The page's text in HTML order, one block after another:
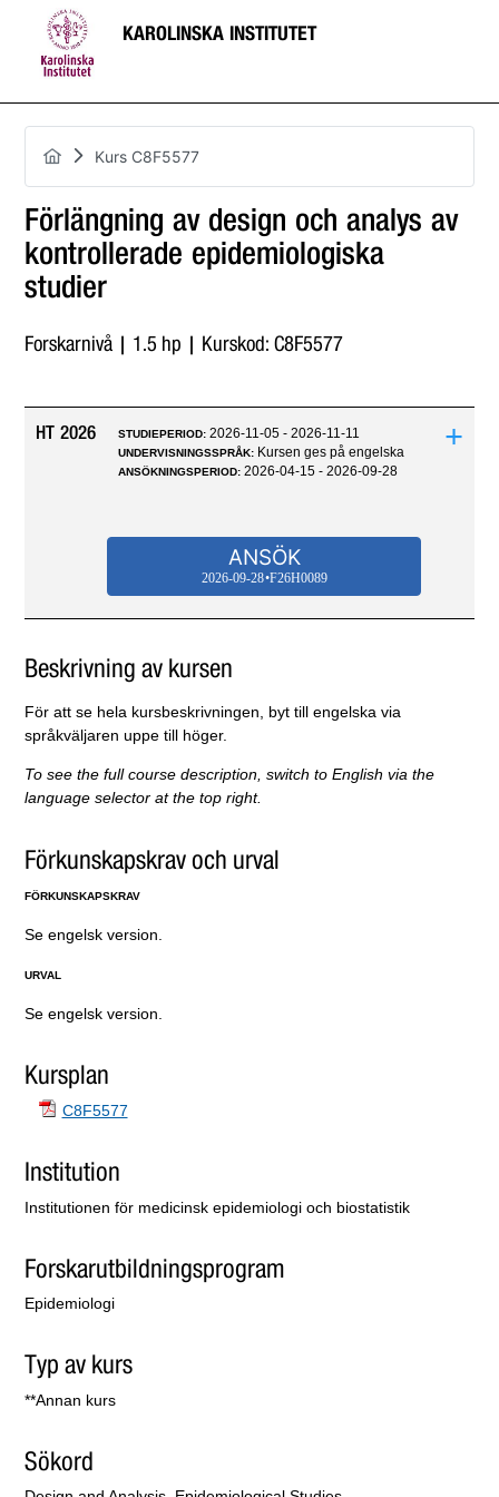
KAROLINSKA INSTITUTET
Kurs C8F5577
Förlängning av design och analys av
kontrollerade epidemiologiska
studier
Forskarnivå | 1.5 hp | Kurskod: C8F5577
HT 2026 STUDIEPERIOD:2026-11-05 - 2026-11-11
UNDERVISNINGSSPRÅK: Kursen ges på engelska
ANSÖKNINGSPERIOD:2026-04-15 - 2026-09-28
ANSÖK
2026-09-28 F26H0089
+
Beskrivning av kursen
För att se hela kursbeskrivningen, byt till engelska via
språkväljaren uppe till höger.
To see the full course description, switch to English via the
language selector at the top right.
Förkunskapskrav och urval
FÖRKUNSKAPSKRAV
Se engelsk version.
URVAL
Se engelsk version.
Kursplan
C8F5577
Institution
Institutionen för medicinsk epidemiologi och biostatistik
Forskarutbildningsprogram
Epidemiologi
Typ av kurs
**Annan kurs
Sökord